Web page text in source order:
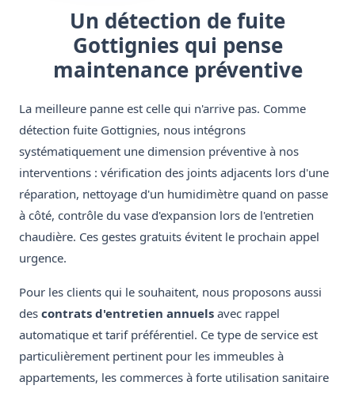
Un détection de fuite
Gottignies qui pense
maintenance préventive
La meilleure panne est celle qui n'arrive pas. Comme
détection fuite Gottignies, nous intégrons
systématiquement une dimension préventive à nos
interventions : vérification des joints adjacents lors d'une
réparation, nettoyage d'un humidimètre quand on passe
à côté, contrôle du vase d'expansion lors de l'entretien
chaudière. Ces gestes gratuits évitent le prochain appel
urgence.
Pour les clients qui le souhaitent, nous proposons aussi
des contrats d'entretien annuels avec rappel
automatique et tarif préférentiel. Ce type de service est
particulièrement pertinent pour les immeubles à
appartements, les commerces à forte utilisation sanitaire